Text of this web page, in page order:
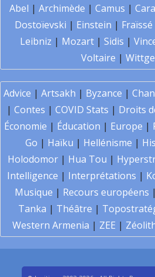
Abel | Archimède | Camus |
Dostoïevski | Einstein | Fraïssé
Leibniz | Mozart | Sidis |
Voltaire |
Advice | Artsakh | Byzance |
| Contes | COVID Stats | Droits
Économie | Éducation | Europe |
Go | Haïku | Hellénisme |
Holodomor | Hua Tou |
Intelligence | Interprétations |
Musique | Recours européens |
Tanka | Théâtre |
Western Armenia | ZEE |